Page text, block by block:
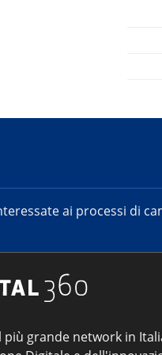
ai processi di
più grande network in